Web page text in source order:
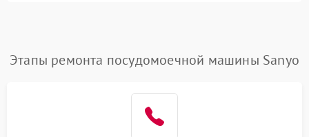
Этапы ремонта посудомоечной машины Sanyo